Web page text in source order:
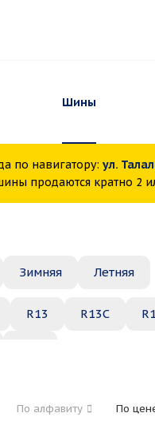
Шины
по навигатору: ул.
продаются кратно 2
Зимняя Летняя
R13 R13C
По алфавиту По